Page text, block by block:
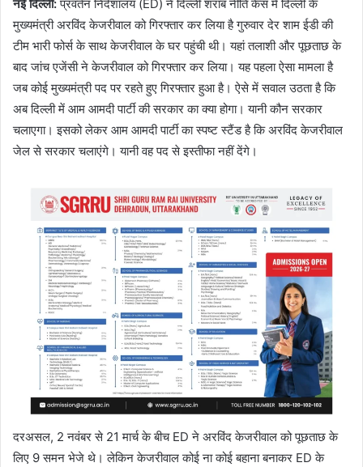
नई दिल्ली:प्रवर्तन निदेशालय (ED) ने दिल्ली शराब नीति केस में दिल्ली के
मुख्यमंत्री अरविंद केजरीवाल को गिरफ्तार कर लिया है गुरुवार देर शाम ईडी की
टीम भारी फोर्स के साथ केजरीवाल के घर पहुंची थी। यहां तलाशी और पूछताछ के
बाद जांच एजेंसी ने केजरीवाल को गिरफ्तार कर लिया। यह पहला ऐसा मामला है
जब कोई मुख्यमंत्री पद पर रहते हुए गिरफ्तार हुआ है। ऐसे में सवाल उठता है कि
अब दिल्ली में आम आमदी पार्टी की सरकार का क्या होगा। यानी कौन सरकार
चलाएगा। इसको लेकर आम आमदी पार्टी का स्पष्ट स्टैंड है कि अरविंद केजरीवाल
जेल से सरकार चलाएंगे। यानी वह पद से इस्तीफा नहीं देंगे।
दरअसल, 2 नवंबर से 21 मार्च के बीच ED ने अरविंद केजरीवाल को पूछताछ के
लिए 9 समन भेजे थे। लेकिन केजरीवाल कोई ना कोई बहाना बनाकर ED के